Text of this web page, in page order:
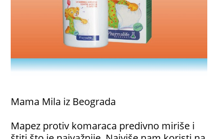
Mama Mila iz Beograda
Mapez protiv komaraca predivno miriše i